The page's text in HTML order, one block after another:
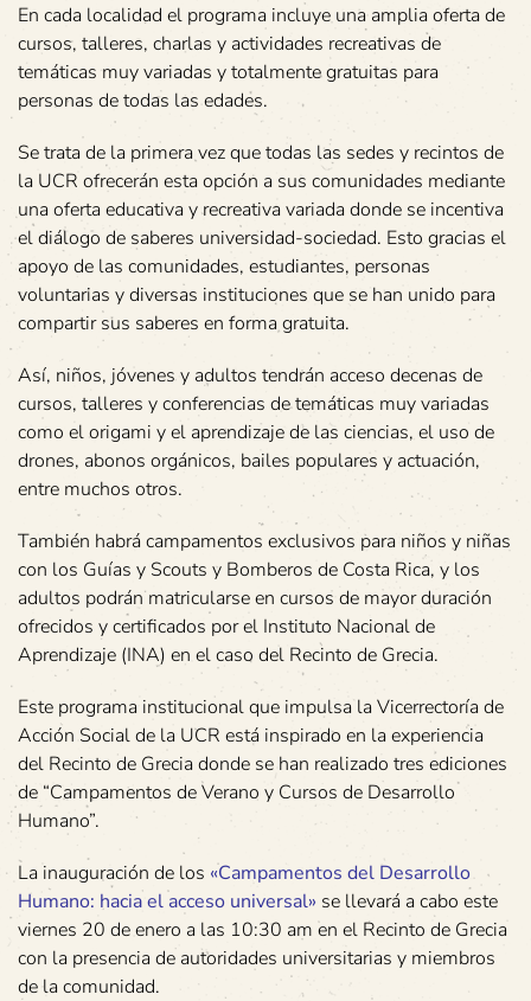
En cada localidad el programa incluye una amplia oferta de
cursos, talleres, charlas y actividades recreativas de
temáticas muy variadas y totalmente gratuitas para
personas de todas las edades.
Se trata de la primera vez que todas las sedes y recintos de
la UCR ofrecerán esta opción a sus comunidades mediante
una oferta educativa y recreativa variada donde se incentiva
el diálogo de saberes universidad-sociedad. Esto gracias el
apoyo de las comunidades, estudiantes, personas
voluntarias y diversas instituciones que se han unido para
compartir sus saberes en forma gratuita.
Así, niños, jóvenes y adultos tendrán acceso decenas de
cursos, talleres y conferencias de temáticas muy variadas
como el origami y el aprendizaje de las ciencias, el uso de
drones, abonos orgánicos, bailes populares y actuación,
entre muchos otros.
También habrá campamentos exclusivos para niños y niñas
con los Guías y Scouts y Bomberos de Costa Rica, y los
adultos podrán matricularse en cursos de mayor duración
ofrecidos y certificados por el Instituto Nacional de
Aprendizaje (INA) en el caso del Recinto de Grecia.
Este programa institucional que impulsa la Vicerrectoría de
Acción Social de la UCR está inspirado en la experiencia
del Recinto de Grecia donde se han realizado tres ediciones
de “Campamentos de Verano y Cursos de Desarrollo
Humano”.
La inauguración de los «Campamentos del Desarrollo
Humano: hacia el acceso universal» se llevará a cabo este
viernes 20 de enero a las 10:30 am en el Recinto de Grecia
con la presencia de autoridades universitarias y miembros
de la comunidad.